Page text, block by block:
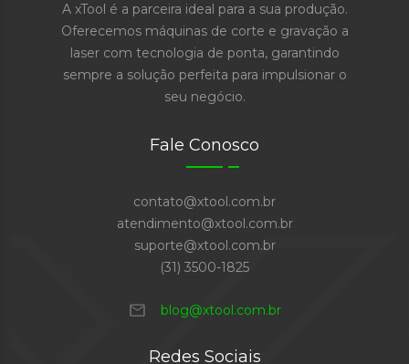
A xTool é a parceira ideal para a sua produção.
Oferecemos máquinas de corte e gravação a
laser com tecnologia de ponta, garantindo
sempre a solução perfeita para impulsionar o
seu negócio.
Fale Conosco
contato@xtool.com.br
atendimento@xtool.com.br
suporte@xtool.com.br
(31) 3500-1825
mail blog@xtool.com.br
Redes Sociais